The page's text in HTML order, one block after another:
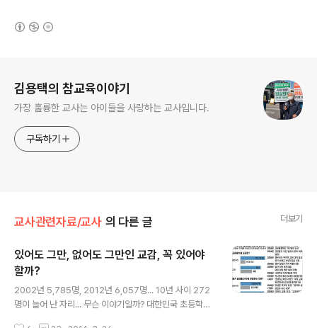
김용택의 참교육이야기
가장 훌륭한 교사는 아이들을 사랑하는 교사입니다.
구독하기
교사관련자료/교사 의 다른 글 더보기
있어도 그만, 없어도 그만인 교감, 꼭 있어야
할까?
2002년 5,785명, 2012년 6,057명... 10년 사이 272
명이 늘어 난 자리... 무슨 이야기일까? 대한민국 초등학교